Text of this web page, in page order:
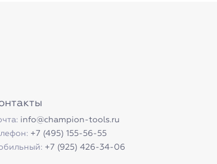
info@champion-tools.ru
+7 (495) 155-56-55
+7 (925) 426-34-06